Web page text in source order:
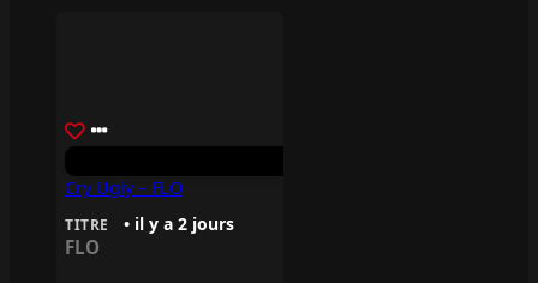
Cry Ugly – FLO
TITRE • il y a 2 jours
FLO